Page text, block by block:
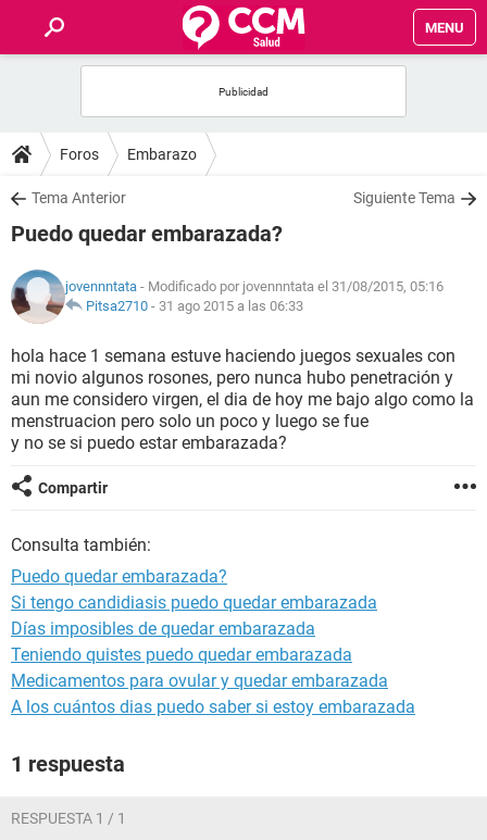
MENU
FOROS
SALUD
NUTRICIÓN
BIENESTAR
SEXUALIDAD
GLOSARIO
Foros Embarazo
Tema Anterior Siguiente Tema
Puedo quedar embarazada?
jovennntata - Modificado por jovennntata el 31/08/2015, 05:16
Pitsa2710 - 31 ago 2015 a las 06:33
hola hace 1 semana estuve haciendo juegos sexuales con
mi novio algunos rosones, pero nunca hubo penetración y
aun me considero virgen, el dia de hoy me bajo algo como la
menstruacion pero solo un poco y luego se fue
y no se si puedo estar embarazada?
Compartir
Consulta también:
Puedo quedar embarazada?
Si tengo candidiasis puedo quedar embarazada
Días imposibles de quedar embarazada
Teniendo quistes puedo quedar embarazada
Medicamentos para ovular y quedar embarazada
A los cuántos dias puedo saber si estoy embarazada
1 respuesta
RESPUESTA 1 / 1